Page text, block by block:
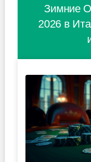
Зимние
2026 в